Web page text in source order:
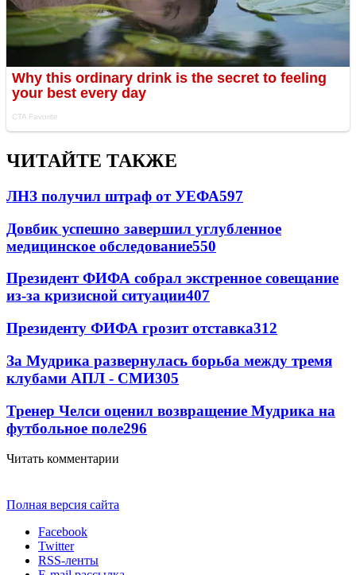
ЧИТАЙТЕ ТАКЖЕ
ЛНЗ получил штраф от УЕФА597
Довбик успешно завершил углубленное
медицинское обследование550
Президент ФИФА собрал экстренное совещание
из-за кризисной ситуации407
Президенту ФИФА грозит отставка312
За Мудрика развернулась борьба между тремя
клубами АПЛ - СМИ305
Тренер Челси оценил возвращение Мудрика на
футбольное поле296
Читать комментарии
Полная версия сайта
Facebook
Twitter
RSS-ленты